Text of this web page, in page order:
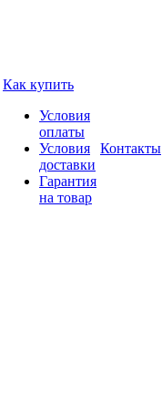
Как купить
Условия
оплаты
Условия
доставки
Гарантия
на товар
Контакты